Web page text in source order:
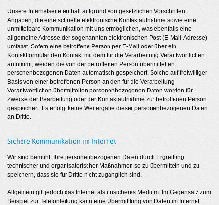
Unsere Internetseite enthält aufgrund von gesetzlichen Vorschriften
Angaben, die eine schnelle elektronische Kontaktaufnahme sowie eine
unmittelbare Kommunikation mit uns ermöglichen, was ebenfalls eine
allgemeine Adresse der sogenannten elektronischen Post (E-Mail-Adresse)
umfasst. Sofern eine betroffene Person per E-Mail oder über ein
Kontaktformular den Kontakt mit dem für die Verarbeitung Verantwortlichen
aufnimmt, werden die von der betroffenen Person übermittelten
personenbezogenen Daten automatisch gespeichert. Solche auf freiwilliger
Basis von einer betroffenen Person an den für die Verarbeitung
Verantwortlichen übermittelten personenbezogenen Daten werden für
Zwecke der Bearbeitung oder der Kontaktaufnahme zur betroffenen Person
gespeichert. Es erfolgt keine Weitergabe dieser personenbezogenen Daten
an Dritte.
Sichere Kommunikation im Internet
Wir sind bemüht, Ihre personenbezogenen Daten durch Ergreifung
technischer und organisatorischer Maßnahmen so zu übermitteln und zu
speichern, dass sie für Dritte nicht zugänglich sind.
Allgemein gilt jedoch das Internet als unsicheres Medium. Im Gegensatz zum
Beispiel zur Telefonleitung kann eine Übermittlung von Daten im Internet